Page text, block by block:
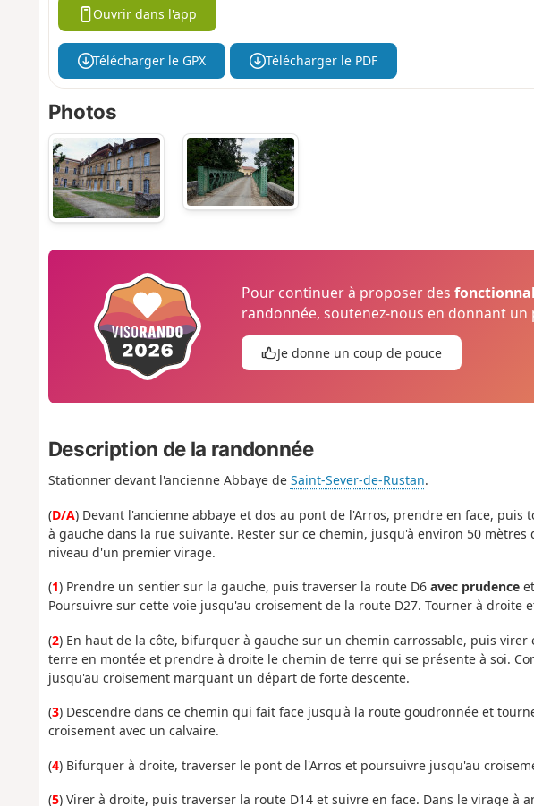
Ouvrir dans l'app
Télécharger le GPX Télécharger le PDF
Photos
Pour continuer à proposer des
randonnée, soutenez-nous en donnant un
Je donne un coup de pouce
Description de la randonnée
Stationner devant l'ancienne Abbaye de Saint-Sever-de-Rustan.
(D/A) Devant l'ancienne abbaye et dos au pont de l'Arros, prendre en face,
à gauche dans la rue suivante. Rester sur ce chemin, jusqu'à environ 50 mètres
niveau d'un premier virage.
(1) Prendre un sentier sur la gauche, puis traverser la route D6 avec prudenceet
Poursuivre sur cette voie jusqu'au croisement de la route D27. Tourner à droite
(2) En haut de la côte, bifurquer à gauche sur un chemin carrossable, puis
terre en montée et prendre à droite le chemin de terre qui se présente à soi.
jusqu'au croisement marquant un départ de forte descente.
(3) Descendre dans ce chemin qui fait face jusqu'à la route goudronnée et
croisement avec un calvaire.
(4) Bifurquer à droite, traverser le pont de l'Arros et poursuivre jusqu'au
(5) Virer à droite, puis traverser la route D14 et suivre en face. Dans le virage à